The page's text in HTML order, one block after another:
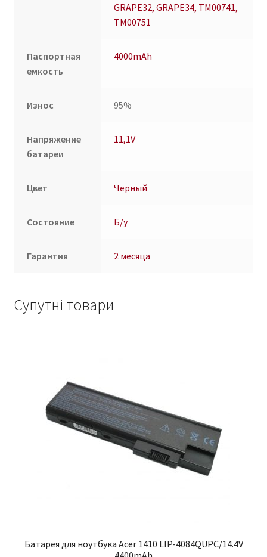
GRAPE32, GRAPE34, TM00741,
TM00751
Паспортная
емкость
4000mAh
Износ 95%
Напряжение
батареи
11,1V
Цвет Черный
Состояние Б/у
Гарантия 2 месяца
Супутні товари
Батарея для ноутбука Acer 1410 LIP-4084QUPC/14.4V